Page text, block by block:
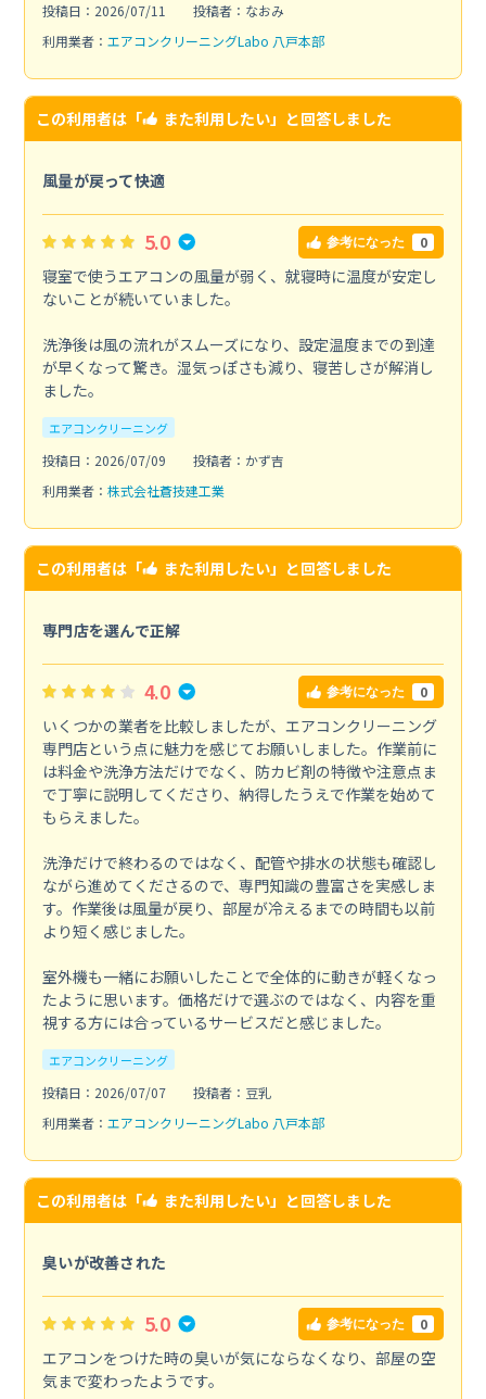
投稿日：2026/07/11
投稿者：なおみ
利用業者： エアコンクリーニングLabo 八戸本部
この利用者は「 また利用したい」と回答しました
風量が戻って快適
5.0 参考になった 0
寝室で使うエアコンの風量が弱く、就寝時に温度が安定し
ないことが続いていました。
洗浄後は風の流れがスムーズになり、設定温度までの到達
が早くなって驚き。湿気っぽさも減り、寝苦しさが解消し
ました。
エアコンクリーニング
投稿日：2026/07/09
投稿者：かず吉
利用業者： 株式会社蒼技建工業
この利用者は「 また利用したい」と回答しました
専門店を選んで正解
4.0 参考になった 0
いくつかの業者を比較しましたが、エアコンクリーニング
専門店という点に魅力を感じてお願いしました。作業前に
は料金や洗浄方法だけでなく、防カビ剤の特徴や注意点ま
で丁寧に説明してくださり、納得したうえで作業を始めて
もらえました。
洗浄だけで終わるのではなく、配管や排水の状態も確認し
ながら進めてくださるので、専門知識の豊富さを実感しま
す。作業後は風量が戻り、部屋が冷えるまでの時間も以前
より短く感じました。
室外機も一緒にお願いしたことで全体的に動きが軽くなっ
たように思います。価格だけで選ぶのではなく、内容を重
視する方には合っているサービスだと感じました。
エアコンクリーニング
投稿日：2026/07/07
投稿者：豆乳
利用業者： エアコンクリーニングLabo 八戸本部
この利用者は「 また利用したい」と回答しました
臭いが改善された
5.0 参考になった 0
エアコンをつけた時の臭いが気にならなくなり、部屋の空
気まで変わったようです。